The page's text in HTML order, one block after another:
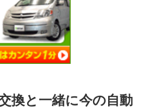
換と一緒に今の自動